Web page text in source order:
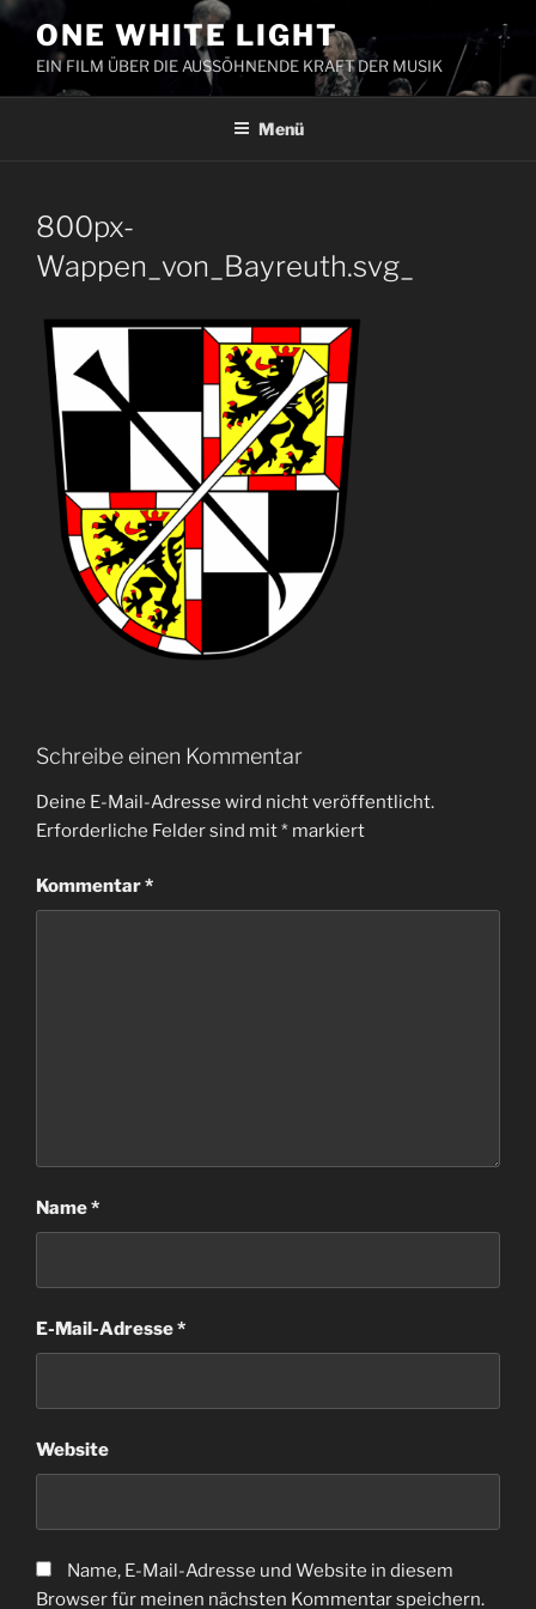
Zum
Inhalt
springen
ONE WHITE LIGHT
EIN FILM ÜBER DIE AUSSÖHNENDE KRAFT DER MUSIK
Menü
800px-
Wappen_von_Bayreuth.svg_
Schreibe einen Kommentar
Deine E-Mail-Adresse wird nicht veröffentlicht.
Erforderliche Felder sind mit* markiert
Kommentar*
Name*
E-Mail-Adresse*
Website
Name, E-Mail-Adresse und Website in diesem
Browser für meinen nächsten Kommentar speichern.